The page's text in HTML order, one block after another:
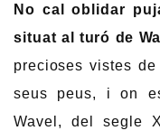
No cal oblidar
situat al turó de
precioses vistes
seus peus, i on
Wavel, del segle